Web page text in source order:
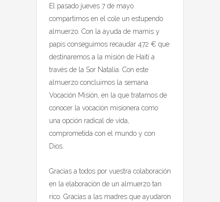
El pasado jueves 7 de mayo
compartimos en el cole un estupendo
almuerzo. Con la ayuda de mamis y
papis conseguimos recaudar 472 € que
destinaremos a la misión de Haití a
través de la Sor Natalia. Con este
almuerzo concluimos la semana
Vocación Misión, en la que tratamos de
conocer la vocación misionera como
una opción radical de vida,
comprometida con el mundo y con
Dios.
Gracias a todos por vuestra colaboración
en la elaboración de un almuerzo tan
rico. Gracias a las madres que ayudaron